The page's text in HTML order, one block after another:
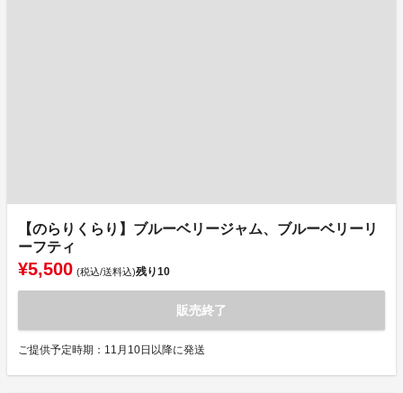
【のらりくらり】ブルーベリージャム、ブルーベリーリ
ーフティ
¥5,500 (税込/送料込)残り10
販売終了
ご提供予定時期：11月10日以降に発送